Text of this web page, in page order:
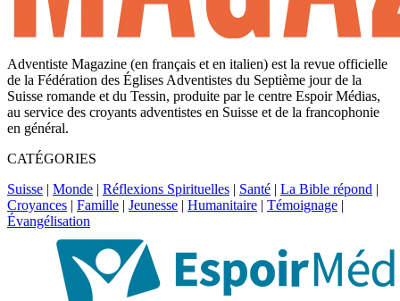
Adventiste Magazine (en français et en italien) est la revue officielle
de la Fédération des Églises Adventistes du Septième jour de la
Suisse romande et du Tessin, produite par le centre Espoir Médias,
au service des croyants adventistes en Suisse et de la francophonie
en général.
CATÉGORIES
Suisse | Monde | Réflexions Spirituelles | Santé | La Bible répond |
Croyances | Famille | Jeunesse | Humanitaire | Témoignage |
Évangélisation